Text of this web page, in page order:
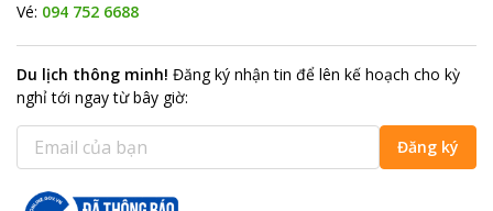
Vé: 094 752 6688
Du lịch thông minh! Đăng ký nhận tin để lên kế hoạch cho kỳ
nghỉ tới ngay từ bây giờ:
Đăng ký